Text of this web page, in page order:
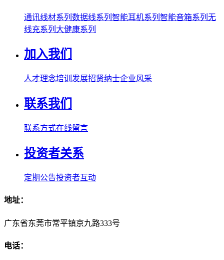
通讯线材系列 数据线系列 智能耳机系列 智能音箱系列 无
线充系列 大健康系列
加入我们
人才理念培训发展招贤纳士企业风采
联系我们
联系方式在线留言
投资者关系
定期公告投资者互动
地址：
广东省东莞市常平镇京九路333号
电话：